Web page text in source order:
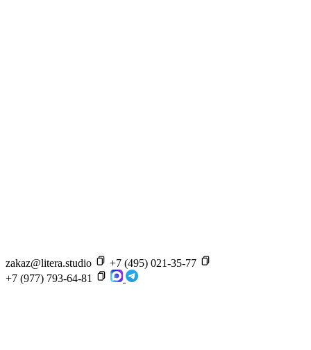
zakaz@litera.studio
+7 (495) 021-35-77
+7 (977) 793-64-81